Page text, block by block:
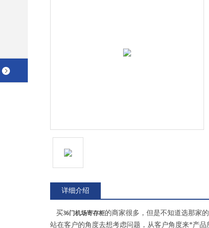
详细介绍
买36门机场寄存柜的商家很多，但是不知道选那家
站在客户的角度去想考虑问题，从客户角度来*产